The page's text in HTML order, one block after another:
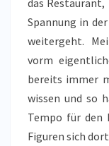
das
Spannung in
weitergeht.
vorm
bereits immer
wissen und so
Tempo für den
Figuren sich